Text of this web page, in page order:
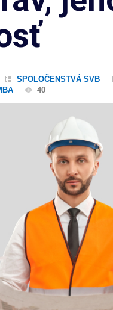
SPOLOČENSTVÁ SVB
40